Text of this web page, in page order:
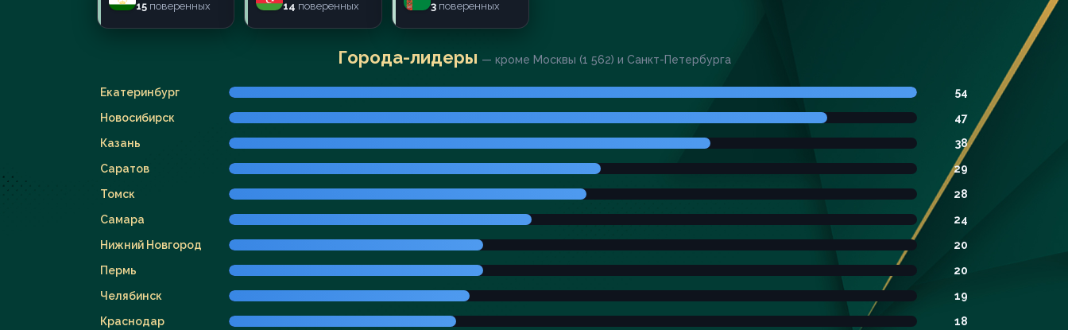
15 поверенных 14 поверенных 3поверенных
Города-лидеры — кроме Москвы (1 562) и Санкт-Петербурга
Екатеринбург
54
Новосибирск
47
Казань
38
Саратов
29
Томск
28
Самара
24
Нижний Новгород
20
Пермь
20
Челябинск
19
Краснодар
18